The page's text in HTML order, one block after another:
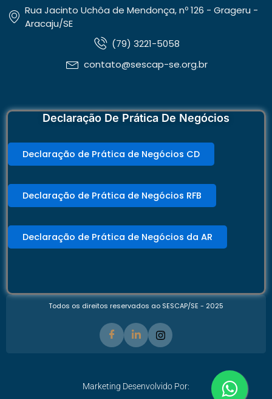
Rua Jacinto Uchôa de Mendonça, nº 126 - Grageru -
Aracaju/SE
(79) 3221-5058
contato@sescap-se.org.br
Declaração De Prática De Negócios
Declaração de Prática de Negócios CD
Declaração de Prática de Negócios RFB
Declaração de Prática de Negócios da AR
Todos os direitos reservados ao SESCAP/SE - 2025
Marketing Desenvolvido Por: